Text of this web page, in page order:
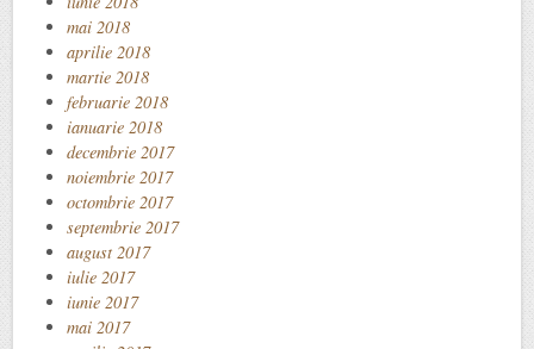
mai 2018
aprilie 2018
martie 2018
februarie 2018
ianuarie 2018
decembrie 2017
noiembrie 2017
octombrie 2017
septembrie 2017
august 2017
iulie 2017
iunie 2017
mai 2017